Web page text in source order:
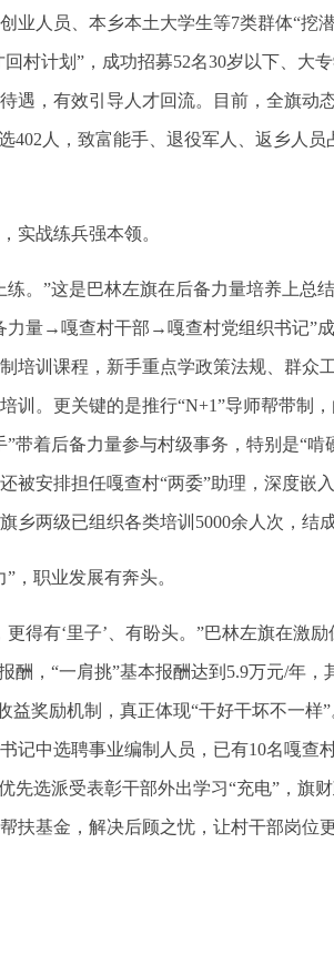
业人员、本乡本土大学生等7类群体“挖
村计划”，成功招募52名30岁以下、大
遇，有效引导人才回流。目前，全旗动
402人，致富能手、退役军人、返乡人
战练兵强本领。
”这是巴林左旗在后备力量培养上总
力量→嘎查村干部→嘎查村党组织书记”
培训课程，新手重点学政策法规、群众
训。更关键的是推行“N+1”导师帮带制
”带着后备力量参与村级事务，特别是“
被安排担任嘎查村“两委”助理，深度嵌
乡两级已组织各类培训5000余人次，结
职业发展有奔头。
有‘里子’、有盼头。”巴林左旗在激励
酬，“一肩挑”基本报酬达到5.9万元/年，
益奖励机制，真正体现“干好干坏不一样
记中选聘事业编制人员，已有10名嘎查
先选派受表彰干部外出学习“充电”，旗
扶基金，解决后顾之忧，让村干部岗位